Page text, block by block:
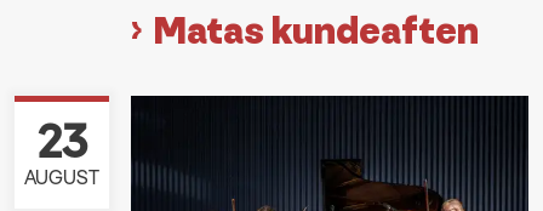
Matas kundeaften
23
AUGUST